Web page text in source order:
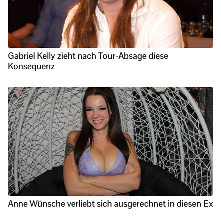
Gabriel Kelly zieht nach Tour-Absage diese
Konsequenz
Anne Wünsche verliebt sich ausgerechnet in diesen Ex